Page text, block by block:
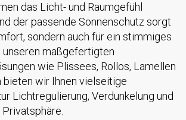
das Licht- und Raumgefühl
der passende Sonnenschutz sorgt
sondern auch für ein stimmiges
maßgefertigten
wie Plissees, Rollos, Lamellen
bieten wir Ihnen vielseitige
Lichtregulierung, Verdunkelung und